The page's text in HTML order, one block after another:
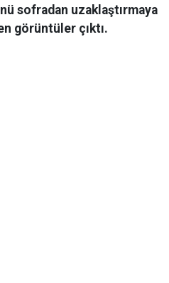
sofradan uzaklaştırmaya
görüntüler çıktı.